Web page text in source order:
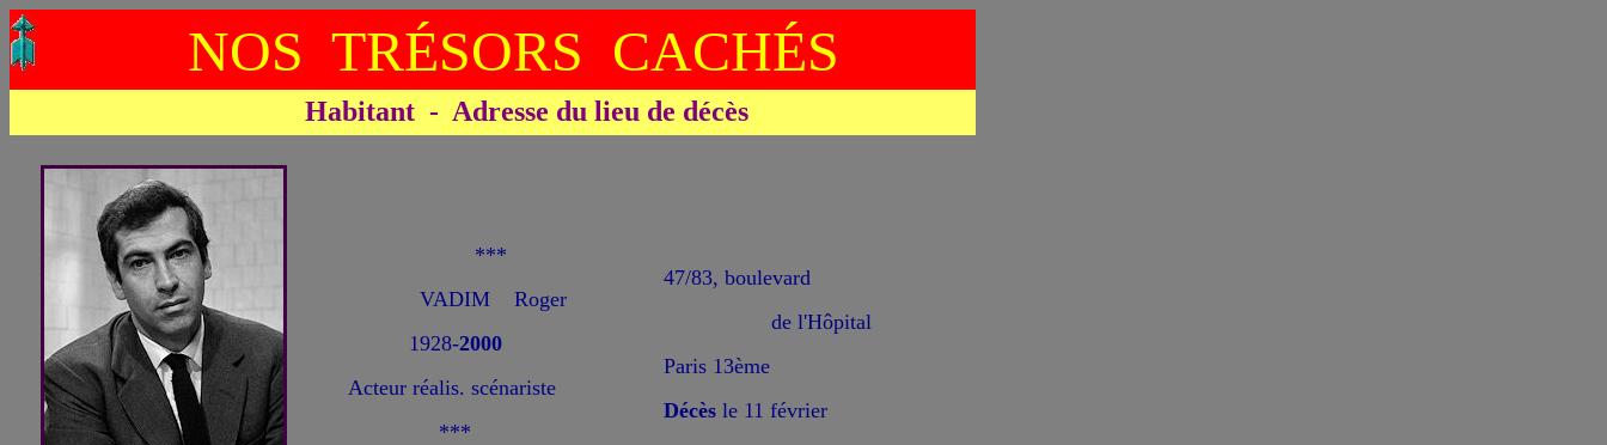
NOS TRÉSORS CACHÉS
Habitant - Adresse du lieu de décès
***
VADIM Roger
1928-2000
Acteur réalis. scénariste
***
47/83, boulevard
de l'Hôpital
Paris 13ème
Décès le 11 février